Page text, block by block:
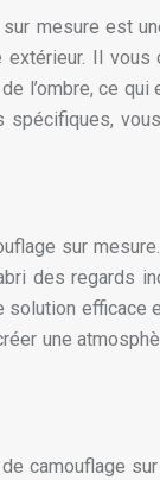
mesure est
Il
ce
sur
des regards
une
camouflage